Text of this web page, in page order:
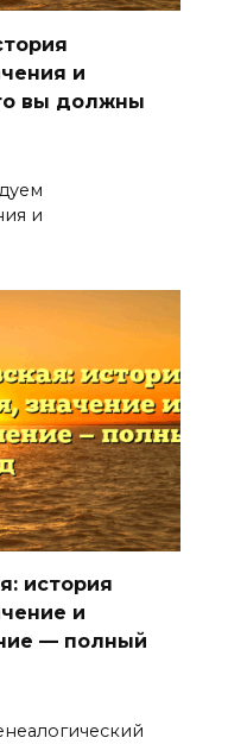
и
вы должны
и
история
и
— полный